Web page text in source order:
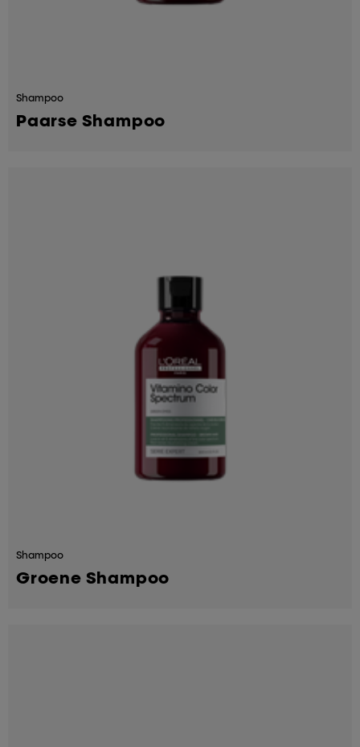
Shampoo
Paarse Shampoo
Shampoo
Groene Shampoo